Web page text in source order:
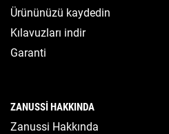
Ürününüzü kaydedin
Kılavuzları indir
Garanti
ZANUSSI HAKKINDA
Zanussi Hakkında